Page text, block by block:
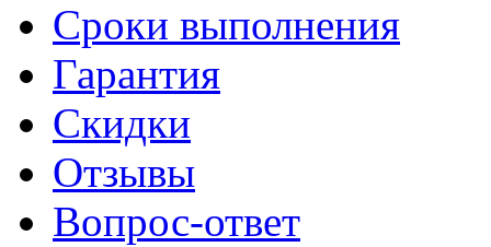
Сроки выполнения
Гарантия
Скидки
Отзывы
Вопрос-ответ